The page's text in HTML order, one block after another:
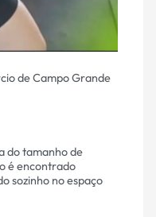
de Campo Grande
do tamanho de
é encontrado
sozinho no espaço